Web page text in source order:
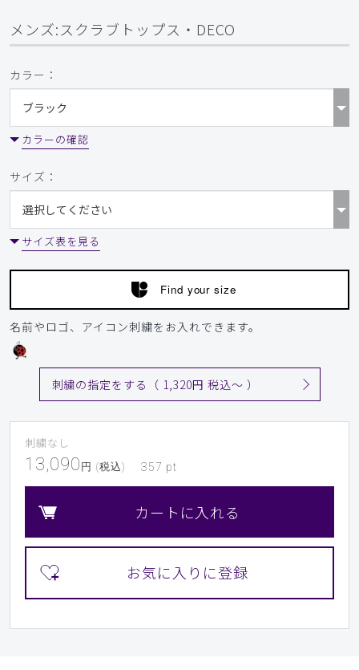
メンズ:スクラブトップス・DECO
カラー：
カラーの確認
サイズ：
サイズ表を見る
Find your size
名前やロゴ、アイコン刺繍をお入れできます。
刺繍の指定をする（ 1,320円 税込〜 ）
刺繍なし
13,090 円 (税込) 357 pt
カートに入れる